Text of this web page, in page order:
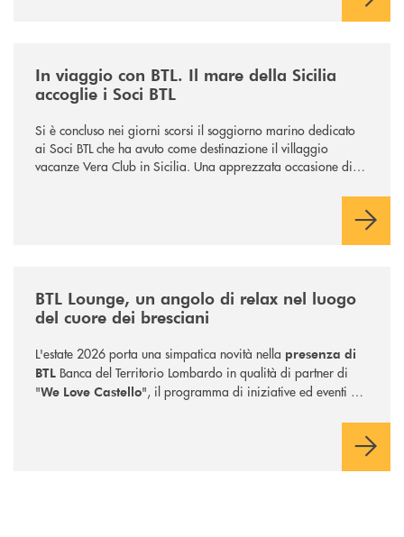
In viaggio con BTL. Il mare della Sicilia
accoglie i Soci BTL
Si è concluso nei giorni scorsi il soggiorno marino dedicato
ai Soci BTL che ha avuto come destinazione il villaggio
vacanze Vera Club in Sicilia. Una apprezzata occasione di
BTL Lounge, un angolo di relax nel luogo
del cuore dei bresciani
L'estate 2026 porta una simpatica novità nella presenza di
BTL Banca del Territorio Lombardo in qualità di partner di
"We Love Castello", il programma di iniziative ed eventi che